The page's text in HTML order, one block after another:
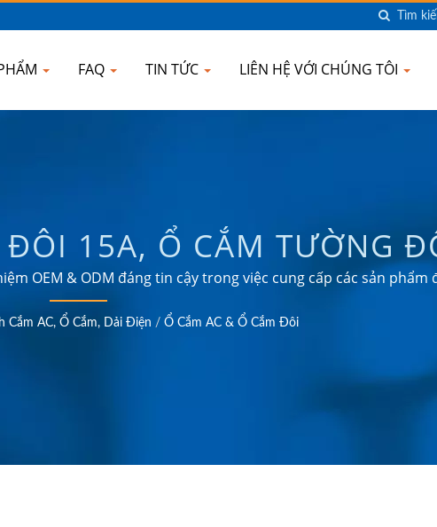
FAQ TIN TỨC LIÊN HỆ VỚI CHÚNG TÔI
15A, Ổ CẮM TƯỜNG
DU LỊCH TOÀN CẦU, BỘ
VỆ QUÁ TẢI ĐIỆN |
OEM & ODM đáng tin cậy trong việc cung cấp các sản phẩm
vực như công nghiệp, truyền thông, ô tô và thị trường tiêu
Cắm AC, Ổ Cắm, Dải Điện / Ổ Cắm AC & Ổ Cắm Đôi